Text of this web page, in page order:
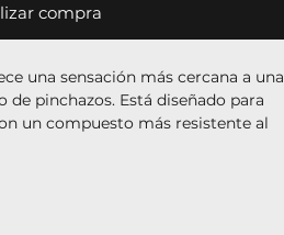
compra
una sensación más cercana a una
de pinchazos. Está diseñado para
un compuesto más resistente al